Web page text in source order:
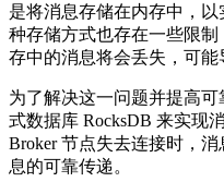
是将消息存储在内存中，
种存储方式也存在一些限制
存中的消息将会丢失，可能
为了解决这一问题并提高
式数据库 RocksDB 来实现
Broker 节点失去连接时，
息的可靠传递。